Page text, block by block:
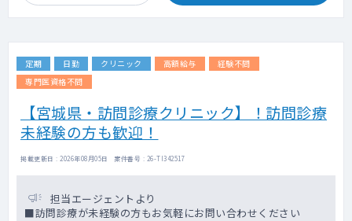
定期 日勤 クリニック 高額給与
経験不問
専門医資格不問
【宮城県・訪問診療クリニック】！訪問診療
未経験の方も歓迎！
掲載更新日 : 2026年08月05日 案件番号 : 26-TI342517
担当エージェントより
■訪問診療が未経験の方もお気軽にお問い合わせください